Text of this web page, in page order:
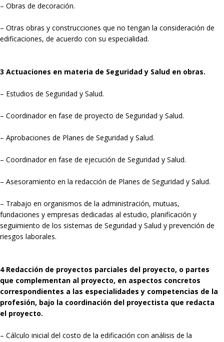
– Obras de decoración.
– Otras obras y construcciones que no tengan la consideración de
edificaciones, de acuerdo con su especialidad.
3 Actuaciones en materia de Seguridad y Salud en obras.
– Estudios de Seguridad y Salud.
– Coordinador en fase de proyecto de Seguridad y Salud.
– Aprobaciones de Planes de Seguridad y Salud.
– Coordinador en fase de ejecución de Seguridad y Salud.
– Asesoramiento en la redacción de Planes de Seguridad y Salud.
– Trabajo en organismos de la administración, mutuas,
fundaciones y empresas dedicadas al estudio, planificación y
seguimiento de los sistemas de Seguridad y Salud y prevención de
riesgos laborales.
4 Redacción de proyectos parciales del proyecto, o partes
que complementan al proyecto, en aspectos concretos
correspondientes a las especialidades y competencias de la
profesión, bajo la coordinación del proyectista que redacta
el proyecto.
– Cálculo inicial del costo de la edificación con análisis de la